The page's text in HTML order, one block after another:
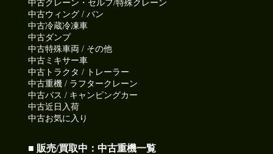
中古クレーン・セルフ/特殊クレーン
中古ウィング / バン
中古冷蔵冷凍車
中古ダンプ
中古特殊車両 / その他
中古ミキサー車
中古トラクタ / トレーラー
中古重機 / ラフタークレーン
中古バス / キャンピングカー
中古近日入荷
中古お気に入り
■ 販売/買取中：中古重機一覧